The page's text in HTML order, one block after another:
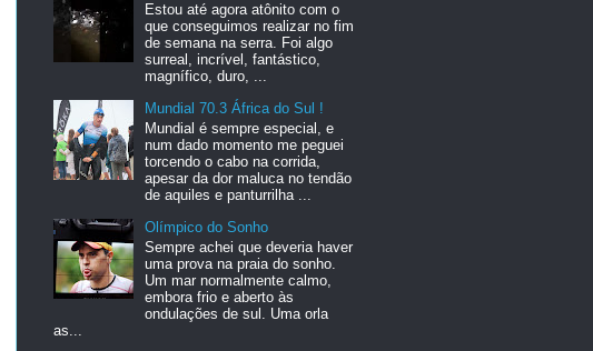
Estou até agora atônito com o
que conseguimos realizar no fim
de semana na serra. Foi algo
surreal, incrível, fantástico,
magnífico, duro, ...
Mundial 70.3 África do Sul !
Mundial é sempre especial, e
num dado momento me peguei
torcendo o cabo na corrida,
apesar da dor maluca no tendão
de aquiles e panturrilha ...
Olímpico do Sonho
Sempre achei que deveria haver
uma prova na praia do sonho.
Um mar normalmente calmo,
embora frio e aberto às
ondulações de sul. Uma orla
as...